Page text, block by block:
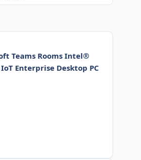
Teams Rooms Intel®
IoT Enterprise Desktop PC